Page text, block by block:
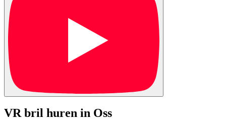
VR bril huren in Oss